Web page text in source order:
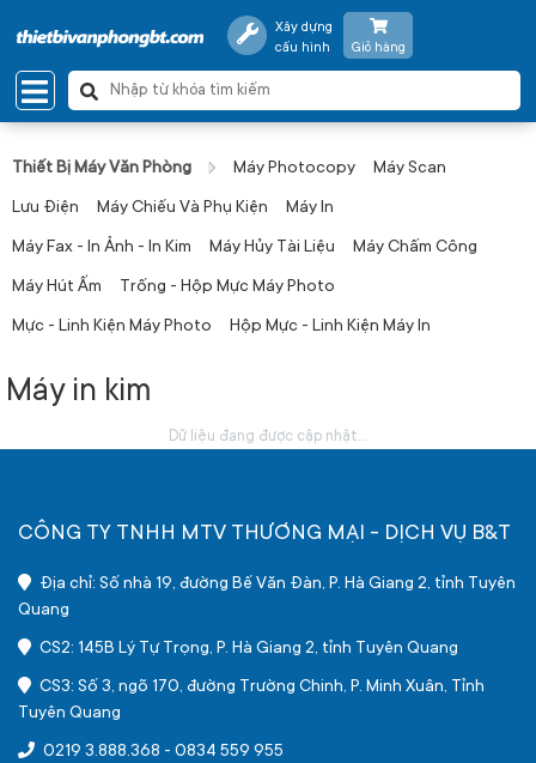
Xây dựng
cấu hình
Giỏ hàng
Thiết Bị Máy Văn Phòng Máy Photocopy Máy Scan
Lưu Điện Máy Chiếu Và Phụ Kiện Máy In
Máy Fax - In Ảnh - In Kim Máy Hủy Tài Liệu Máy Chấm Công
Máy Hút Ấm Trống - Hộp Mực Máy Photo
Mực - Linh Kiện Máy Photo Hộp Mực - Linh Kiện Máy In
Máy in kim
Dữ liệu đang được cập nhật...
CÔNG TY TNHH MTV THƯƠNG MẠI - DỊCH VỤ B&T
Địa chỉ: Số nhà 19, đường Bế Văn Đàn, P. Hà Giang 2, tỉnh Tuyên
Quang
CS2: 145B Lý Tự Trọng, P. Hà Giang 2, tỉnh Tuyên Quang
CS3: Số 3, ngõ 170, đường Trường Chinh, P. Minh Xuân, Tỉnh
Tuyên Quang
0219 3.888.368 - 0834 559 955